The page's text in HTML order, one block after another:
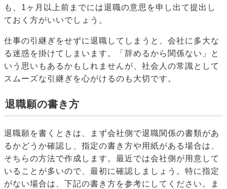
も、1ヶ月以上前までには退職の意思を申し出て提出し
ておく方がいいでしょう。
仕事の引継ぎをせずに退職してしまうと、会社に多大な
る迷惑を掛けてしまいます。「辞めるから関係ない」と
いう思いもあるかもしれませんが、社会人の常識として
スムーズな引継ぎを心がけるのも大切です。
退職願の書き方
退職願を書くときは、まず会社側で退職関係の書類があ
るかどうか確認し、指定の書き方や用紙がある場合は、
そちらの方法で作成します。最近では会社側が用意して
いることが多いので、最初に確認しましょう。特に指定
がない場合は、下記の書き方を参考にしてください。ま